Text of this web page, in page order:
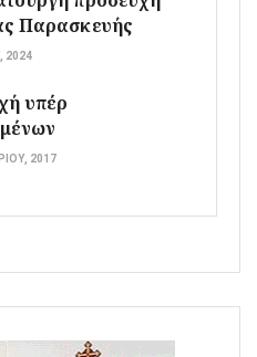
Παρασκευής
2024
υπέρ
2017